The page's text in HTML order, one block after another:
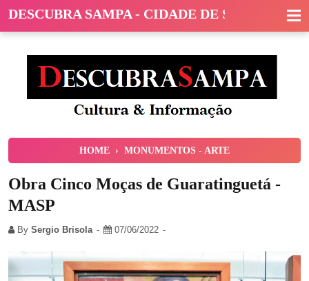
DESCUBRA SAMPA - CIDADE DE SÃO PAULO
HOME › MONUMENTOS - ARTE
Obra Cinco Moças de Guaratinguetá -
MASP
By Sergio Brisola 07/06/2022